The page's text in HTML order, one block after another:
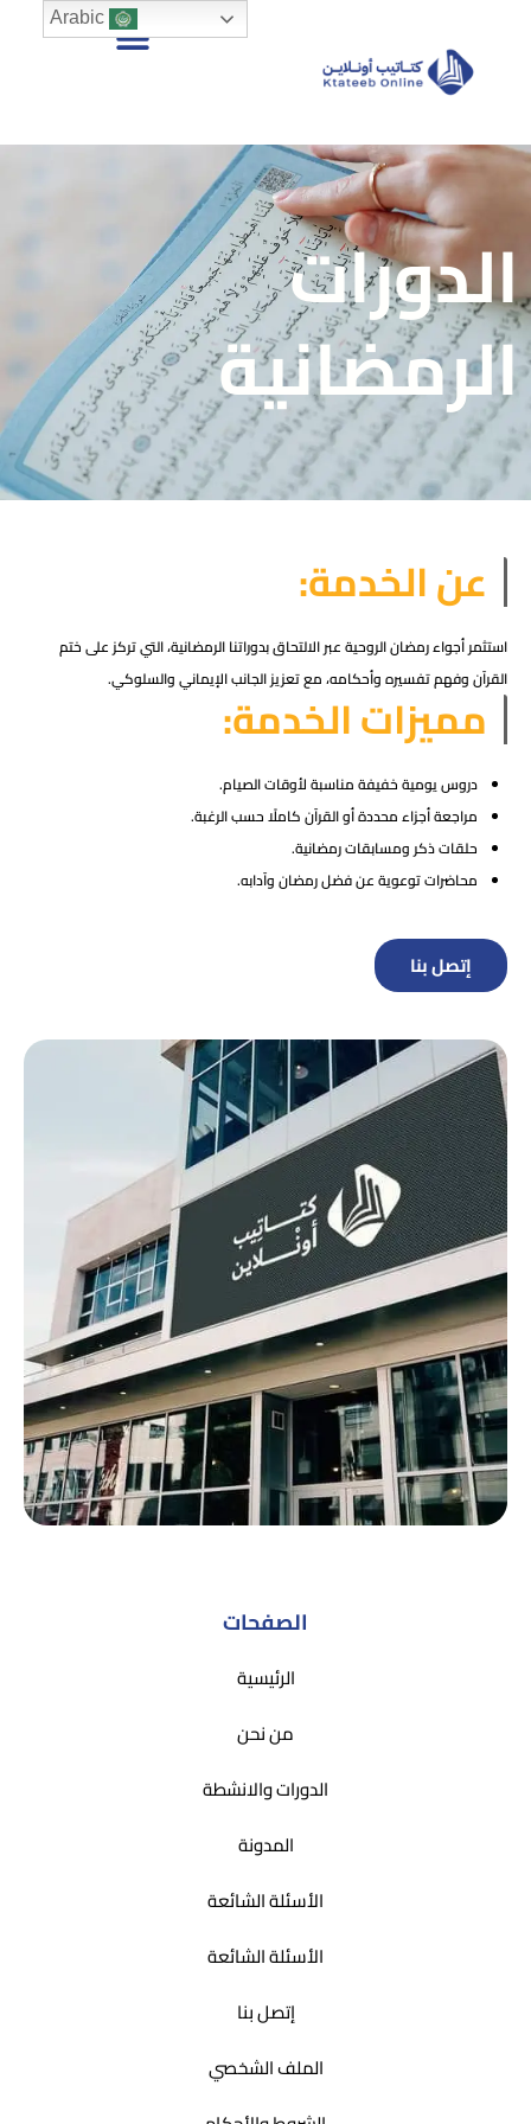
الدورات
الرمضانية
عن الخدمة:
استثمر أجواء رمضان الروحية عبر الالتحاق بدوراتنا الرمضانية، التي تركز على ختم
القرآن وفهم تفسيره وأحكامه، مع تعزيز الجانب الإيماني والسلوكي.
مميزات الخدمة:
دروس يومية خفيفة مناسبة لأوقات الصيام.
مراجعة أجزاء محددة أو القرآن كاملًا حسب الرغبة.
حلقات ذكر ومسابقات رمضانية.
محاضرات توعوية عن فضل رمضان وآدابه.
إتصل بنا
الصفحات
الرئيسية
من نحن
الدورات والانشطة
المدونة
الأسئلة الشائعة
الأسئلة الشائعة
إتصل بنا
الملف الشخصي
Arabic